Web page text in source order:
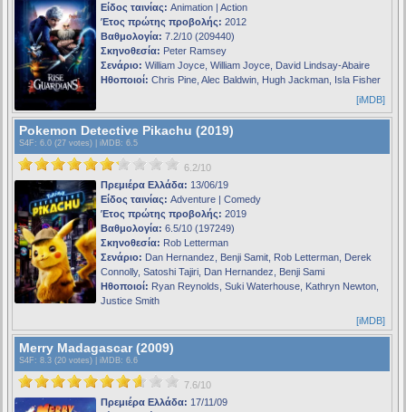
Είδος ταινίας: Animation | Action
Έτος πρώτης προβολής: 2012
Βαθμολογία: 7.2/10 (209440)
Σκηνοθεσία: Peter Ramsey
Σενάριο: William Joyce, William Joyce, David Lindsay-Abaire
Ηθοποιοί: Chris Pine, Alec Baldwin, Hugh Jackman, Isla Fisher
[iMDB]
Pokemon Detective Pikachu (2019)
S4F : 6.0 (27 votes) | iMDB: 6.5
6.2/10
Πρεμιέρα Ελλάδα: 13/06/19
Είδος ταινίας: Adventure | Comedy
Έτος πρώτης προβολής: 2019
Βαθμολογία: 6.5/10 (197249)
Σκηνοθεσία: Rob Letterman
Σενάριο: Dan Hernandez, Benji Samit, Rob Letterman, Derek
Connolly, Satoshi Tajiri, Dan Hernandez, Benji Sami
Ηθοποιοί: Ryan Reynolds, Suki Waterhouse, Kathryn Newton,
Justice Smith
[iMDB]
Merry Madagascar (2009)
S4F : 8.3 (20 votes) | iMDB: 6.6
7.6/10
Πρεμιέρα Ελλάδα: 17/11/09